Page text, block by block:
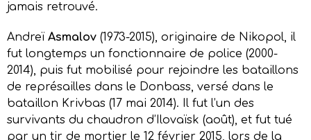
jamais retrouvé.
Andreï Asmalov (1973-2015), originaire de Nikopol, il
fut longtemps un fonctionnaire de police (2000-
2014), puis fut mobilisé pour rejoindre les bataillons
de représailles dans le Donbass, versé dans le
bataillon Krivbas (17 mai 2014). Il fut l’un des
survivants du chaudron d’Ilovaïsk (août), et fut tué
par un tir de mortier le 12 février 2015, lors de la